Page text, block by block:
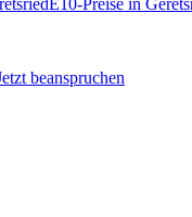
E10-Preise in
beanspruchen